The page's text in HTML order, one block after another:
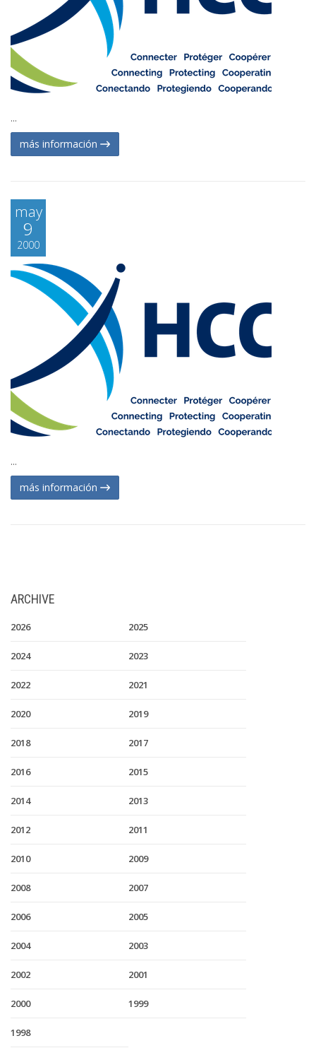
...
más información
may
9
2000
...
más información
ARCHIVE
2026 2025
2024 2023
2022 2021
2020 2019
2018 2017
2016 2015
2014 2013
2012 2011
2010 2009
2008 2007
2006 2005
2004 2003
2002 2001
2000 1999
1998